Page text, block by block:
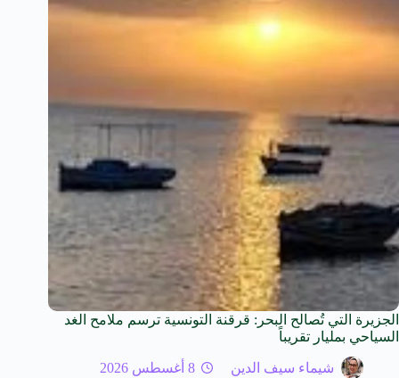
الجزيرة التي تُصالح البحر: قرقنة التونسية ترسم ملامح الغد
السياحي بمليار تقريباً
شيماء سيف الدين
8 أغسطس 2026